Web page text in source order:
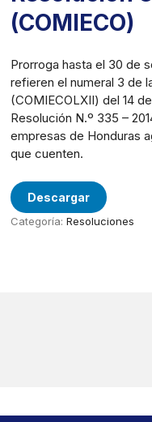
(COMIECO)
Prorroga hasta el 30 de
refieren el numeral 3 de
(COMIECOLXII) del 14
Resolución N.º 335 –
empresas de Honduras
que cuenten.
Descargar
Categoría: Resoluciones